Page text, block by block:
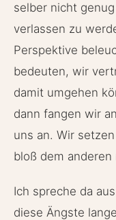
selber nicht
verlassen zu
Perspektive
bedeuten, wir
damit umgehen
dann fangen wir
uns an. Wir
bloß dem anderen
Ich spreche da
diese Ängste